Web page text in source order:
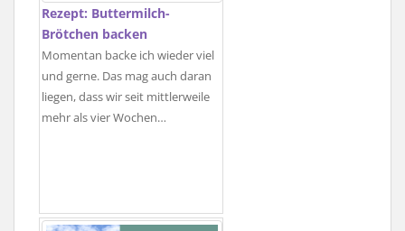
Rezept: Buttermilch-
Brötchen backen
Momentan backe ich wieder viel
und gerne. Das mag auch daran
liegen, dass wir seit mittlerweile
mehr als vier Wochen…